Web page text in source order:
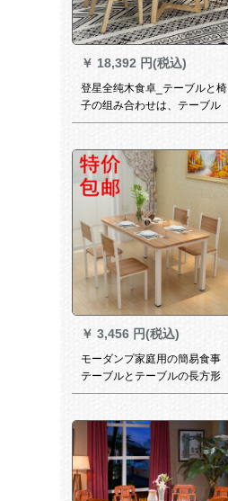
￥ 18,392 円(税込)
登星全纯木食卓_テーブルと椅
子の组み合わせは、テーブル
とテーブルの组み合わせは、
ブル原木色（Z字椅子に似合
う）テーブルの四つの椅子で
す。
￥ 3,456 円(税込)
モーダンプ家庭用の簡易食事
テーブルとテーブルの長方形
ファーストフードレストラン
グルスコーナー120*80に4つ
の椅子を配合しています。